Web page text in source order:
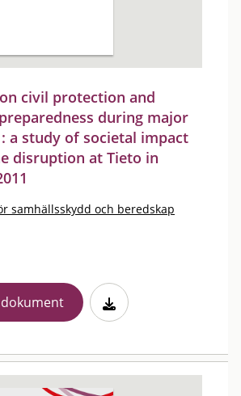
civil protection and
during major
a study of societal impact
disruption at Tieto in
samhällsskydd och beredskap